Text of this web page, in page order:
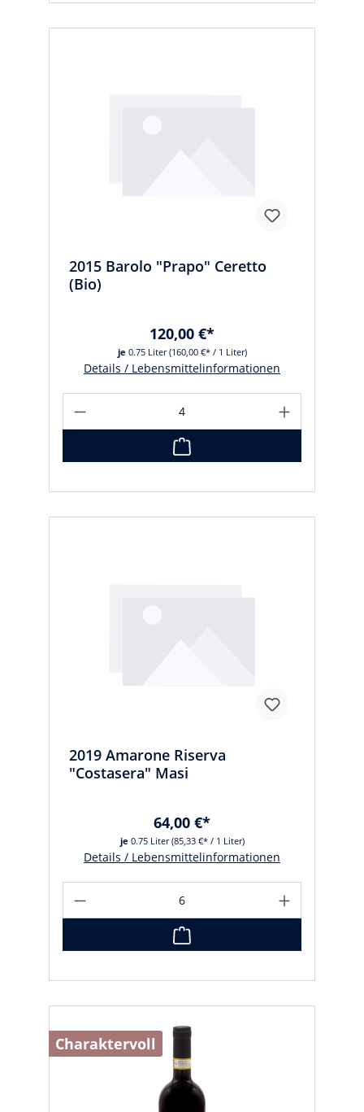
2015 Barolo "Prapo" Ceretto
(Bio)
je 0.75 Liter(160,00 €* / 1 Liter)
120,00 €*
Details / Lebensmittelinformationen
2019 Amarone Riserva
"Costasera" Masi
je 0.75 Liter(85,33 €* / 1 Liter)
64,00 €*
Details / Lebensmittelinformationen
Charaktervoll